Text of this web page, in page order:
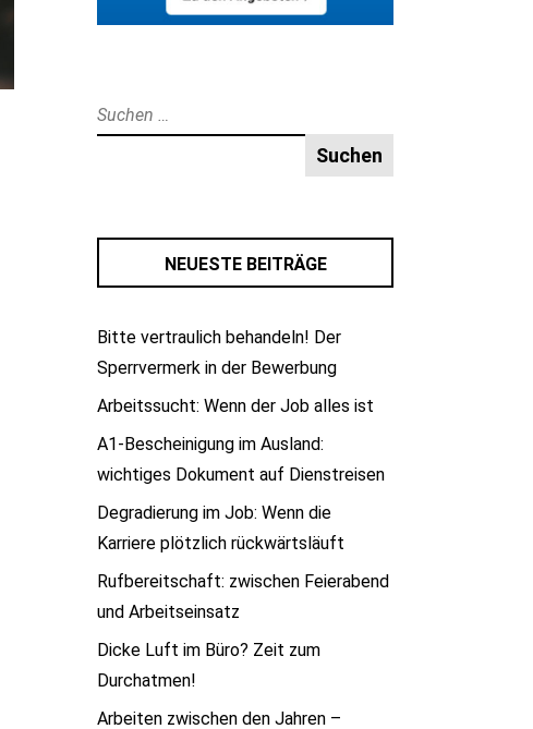
Suche
nach:
NEUESTE BEITRÄGE
Bitte vertraulich behandeln! Der
Sperrvermerk in der Bewerbung
Arbeitssucht: Wenn der Job alles ist
A1-Bescheinigung im Ausland:
wichtiges Dokument auf Dienstreisen
Degradierung im Job: Wenn die
Karriere plötzlich rückwärtsläuft
Rufbereitschaft: zwischen Feierabend
und Arbeitseinsatz
Dicke Luft im Büro? Zeit zum
Durchatmen!
Arbeiten zwischen den Jahren –